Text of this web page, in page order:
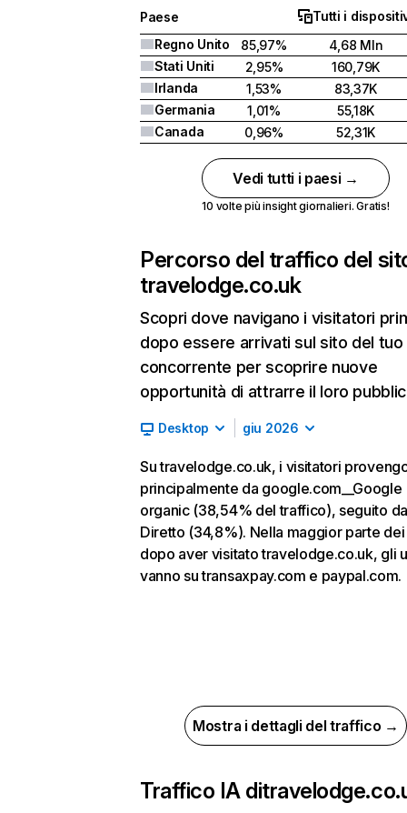
Paese
Tutti i
Regno Unito
85,97%
4,68 Mln
Stati Uniti
2,95%
160,79K
Irlanda
1,53%
83,37K
Germania
1,01%
55,18K
Canada
0,96% 52,31K
Vedi tutti i paesi →
10 volte più insight giornalieri. Gratis!
Percorso del traffico del
travelodge.co.uk
Scopri dove navigano i visitatori
dopo essere arrivati sul sito del tuo
concorrente per scoprire nuove
opportunità di attrarre il loro
Desktop giu 2026
Su travelodge.co.uk, i visitatori
principalmente da google.com__Google
organic (38,54% del traffico), seguito da
Diretto (34,8%). Nella maggior parte dei
dopo aver visitato travelodge.co.uk, gli
vanno su transaxpay.com e paypal.com.
Mostra i dettagli del traffico →
Traffico IA di